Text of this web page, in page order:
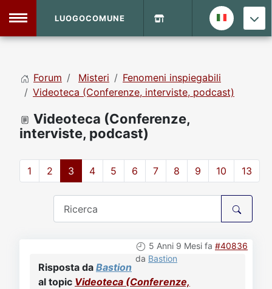
Home
DVD Shop
Sito
LUOGOCOMUNE
Forum Misteri
Fenomeni inspiegabili
Videoteca (Conferenze, interviste, podcast)
Videoteca (Conferenze,
interviste, podcast)
1 2 3 4 5 6 7 8 9 10 13
5 Anni 9 Mesi fa #40836
da Bastion
Risposta da Bastion
al topic Videoteca (Conferenze,